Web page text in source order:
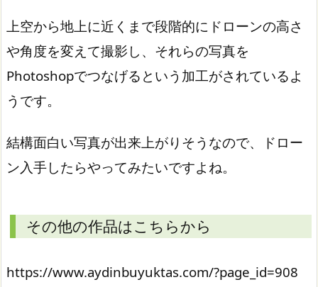
上空から地上に近くまで段階的にドローンの高さ
や角度を変えて撮影し、それらの写真を
Photoshopでつなげるという加工がされているよ
うです。
結構面白い写真が出来上がりそうなので、ドロー
ン入手したらやってみたいですよね。
その他の作品はこちらから
https://www.aydinbuyuktas.com/?page_id=908